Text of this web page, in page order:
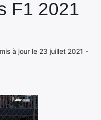
F1 2021
à jour le 23 juillet 2021 -